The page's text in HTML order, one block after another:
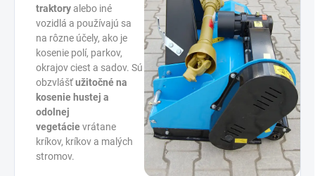
traktoryalebo iné
vozidlá a používajú sa
na rôzne účely, ako je
kosenie polí, parkov,
okrajov ciest a sadov. Sú
obzvlášťužitočné na
kosenie hustej a
odolnej
vegetácie vrátane
kríkov, kríkov a malých
stromov.